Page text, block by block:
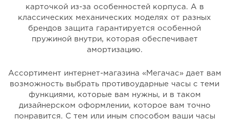
карточкой из-за особенностей корпуса. А в
классических механических моделях от разных
брендов защита гарантируется особенной
пружиной внутри, которая обеспечивает
амортизацию.
Ассортимент интернет-магазина «Мегачас» дает вам
возможность выбрать противоударные часы с теми
функциями, которые вам нужны, и в таком
дизайнерском оформлении, которое вам точно
понравится. С тем или иным способом ваши часы